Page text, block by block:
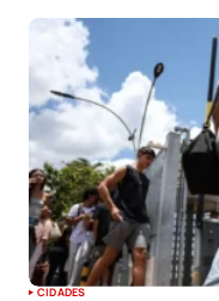
Submit Comment
CIDADES